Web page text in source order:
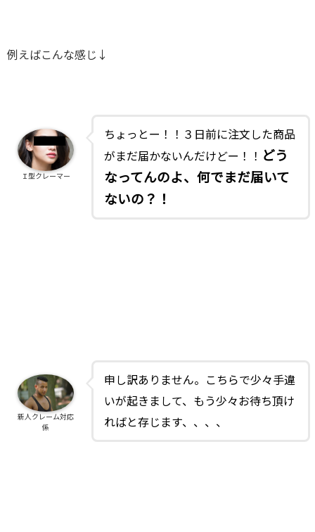
例えばこんな感じ↓
ちょっとー！！３日前に注文した商品
がまだ届かないんだけどー！！ どう
なってんのよ、何でまだ届いて
ないの？！
Ｉ型クレーマー
申し訳ありません。こちらで少々手違
いが起きまして、もう少々お待ち頂け
ればと存じます、、、、
新人クレーム対応
係